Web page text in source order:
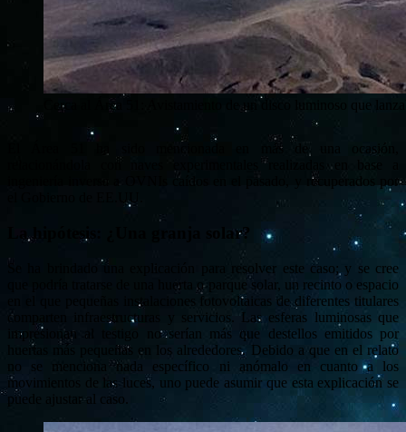
Cerca al Área 51: Avistamiento de un disco luminoso que
El Área 51 ha sido mencionada en más de una ocasión,
relacionándola con naves experimentales realizadas en base a
ingeniería inversa a OVNIs caídos en el pasado, y recuperados por
La hipótesis: ¿Una granja solar?
Se ha brindado una explicación para resolver este caso; y se cree
que podría tratarse de una huerta o parque solar, un recinto o espacio
en el que pequeñas instalaciones fotovoltaicas de diferentes titulares
comparten infraestructuras y servicios. Las esferas luminosas que
impresionan al testigo no serían más que destellos emitidos por
huertas más pequeñas en los alrededores. Debido a que en el relato
no se menciona nada específico ni anómalo en cuanto a los
movimientos de las luces, uno puede asumir que esta explicación se
puede ajustar al caso.